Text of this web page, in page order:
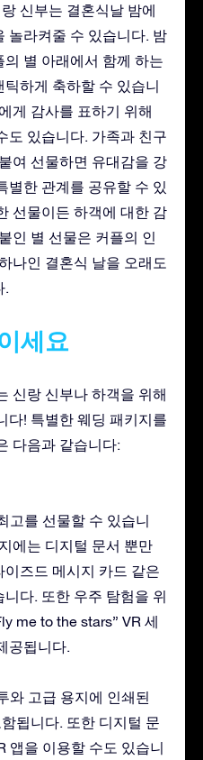
신부는 결혼식날 밤에
놀라켜줄 수 있습니다. 밤
별 아래에서 함께 하는
하게 축하할 수 있습니
게 감사를 표하기 위해
도 있습니다. 가족과 친구
여 선물하면 유대감을 강
별한 관계를 공유할 수 있
선물이든 하객에 대한 감
인 별 선물은 커플의 인
나인 결혼식 날을 오래도
.
세요
신랑 신부나 하객을 위해
다! 특별한 웨딩 패키지를
다음과 같습니다:
고를 선물할 수 있습니
에는 디지털 문서 뿐만
즈드 메시지 카드 같은
다. 또한 우주 탐험을 위
me to the stars” VR 세
공됩니다.
와 고급 용지에 인쇄된
됩니다. 또한 디지털 문
앱을 이용할 수도 있습니